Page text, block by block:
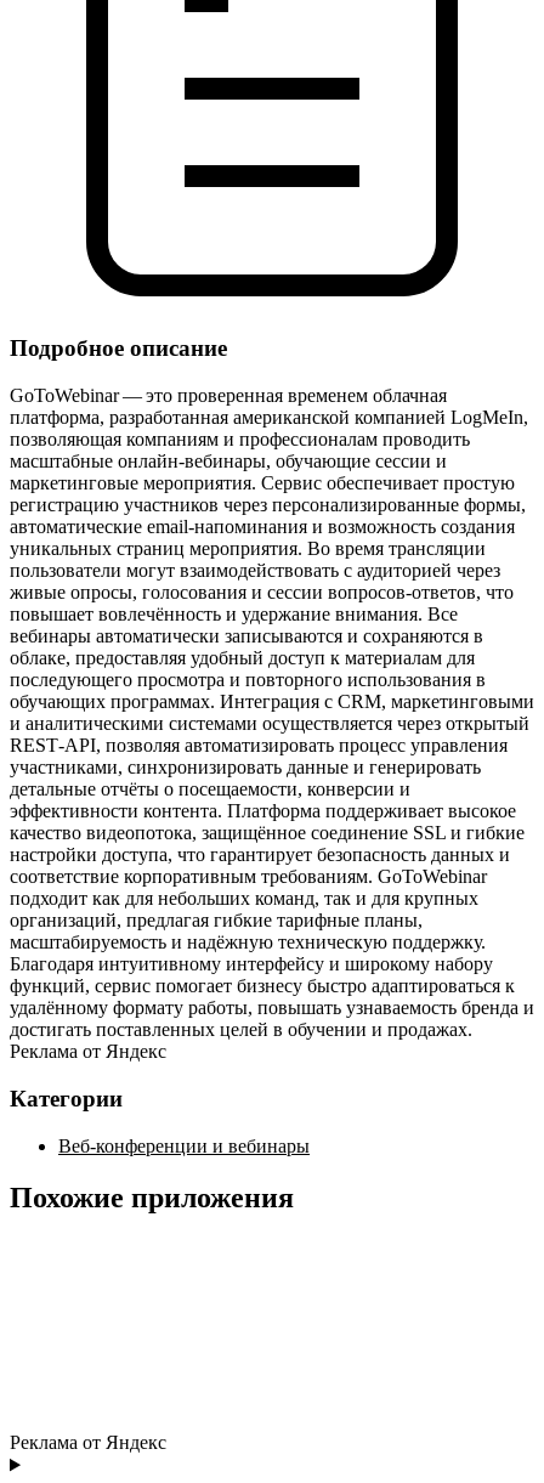
Подробное описание
GoToWebinar — это проверенная временем облачная
платформа, разработанная американской компанией LogMeIn,
позволяющая компаниям и профессионалам проводить
масштабные онлайн‑вебинары, обучающие сессии и
маркетинговые мероприятия. Сервис обеспечивает простую
регистрацию участников через персонализированные формы,
автоматические email‑напоминания и возможность создания
уникальных страниц мероприятия. Во время трансляции
пользователи могут взаимодействовать с аудиторией через
живые опросы, голосования и сессии вопросов‑ответов, что
повышает вовлечённость и удержание внимания. Все
вебинары автоматически записываются и сохраняются в
облаке, предоставляя удобный доступ к материалам для
последующего просмотра и повторного использования в
обучающих программах. Интеграция с CRM, маркетинговыми
и аналитическими системами осуществляется через открытый
REST‑API, позволяя автоматизировать процесс управления
участниками, синхронизировать данные и генерировать
детальные отчёты о посещаемости, конверсии и
эффективности контента. Платформа поддерживает высокое
качество видеопотока, защищённое соединение SSL и гибкие
настройки доступа, что гарантирует безопасность данных и
соответствие корпоративным требованиям. GoToWebinar
подходит как для небольших команд, так и для крупных
организаций, предлагая гибкие тарифные планы,
масштабируемость и надёжную техническую поддержку.
Благодаря интуитивному интерфейсу и широкому набору
функций, сервис помогает бизнесу быстро адаптироваться к
удалённому формату работы, повышать узнаваемость бренда и
достигать поставленных целей в обучении и продажах.
Реклама от Яндекс
Категории
Веб-конференции и вебинары
Похожие приложения
Реклама от Яндекс